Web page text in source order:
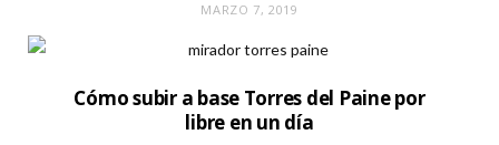
MARZO 7, 2019
Cómo subir a base Torres del Paine por
libre en un día